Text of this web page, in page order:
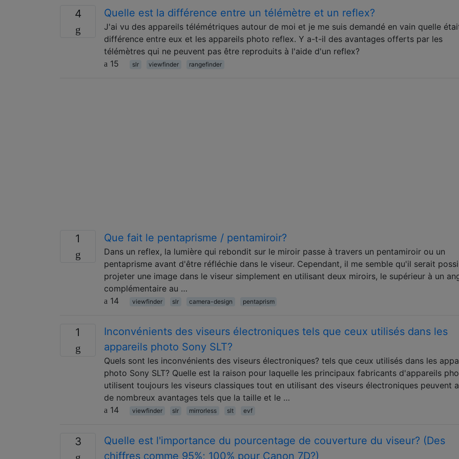
4 Quelle est la différence entre un télémètre et un reflex?
J'ai vu des appareils télémétriques autour de moi et je me suis demandé en vain quelle
différence entre eux et les appareils photo reflex. Y a-t-il des avantages offerts par les
télémètres qui ne peuvent pas être reproduits à l'aide d'un reflex?
15
slr viewfinder rangefinder
1 Que fait le pentaprisme / pentamiroir?
Dans un reflex, la lumière qui rebondit sur le miroir passe à travers un pentamiroir ou un
pentaprisme avant d'être réfléchie dans le viseur. Cependant, il me semble qu'il serait
projeter une image dans le viseur simplement en utilisant deux miroirs, le supérieur à un
complémentaire au …
14
viewfinder slr camera-design pentaprism
1
Inconvénients des viseurs électroniques tels que ceux utilisés dans les
appareils photo Sony SLT?
Quels sont les inconvénients des viseurs électroniques? tels que ceux utilisés dans les
photo Sony SLT? Quelle est la raison pour laquelle les principaux fabricants d'appareils
utilisent toujours les viseurs classiques tout en utilisant des viseurs électroniques peuvent
de nombreux avantages tels que la taille et le …
14
viewfinder slr mirrorless slt evf
3
Quelle est l'importance du pourcentage de couverture du viseur? (Des
chiffres comme 95%; 100% pour Canon 7D?)